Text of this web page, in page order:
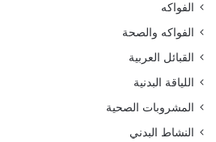
الفواكه
الفواكه والصحة
القبائل العربية
اللياقة البدنية
المشروبات الصحية
النشاط البدني